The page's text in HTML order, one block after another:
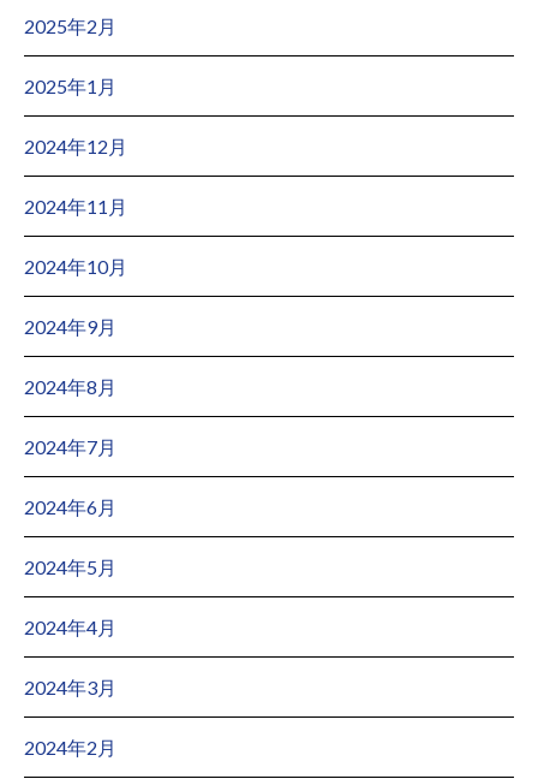
2025年2月
2025年1月
2024年12月
2024年11月
2024年10月
2024年9月
2024年8月
2024年7月
2024年6月
2024年5月
2024年4月
2024年3月
2024年2月